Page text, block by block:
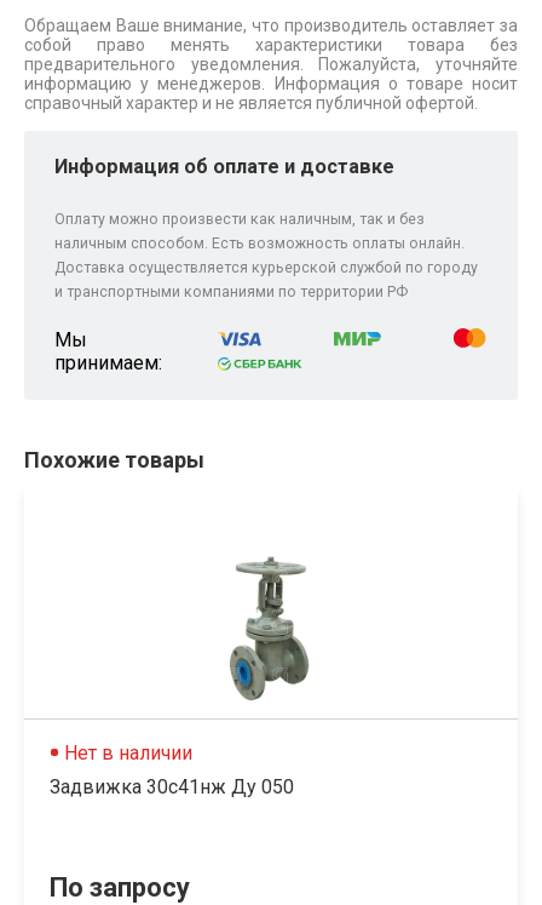
Обращаем Ваше внимание, что производитель оставляет за
собой право менять характеристики товара без
предварительного уведомления. Пожалуйста, уточняйте
информацию у менеджеров. Информация о товаре носит
справочный характер и не является публичной офертой.
Информация об оплате и доставке
Оплату можно произвести как наличным, так и без
наличным способом. Есть возможность оплаты онлайн.
Доставка осуществляется курьерской службой по городу
и транспортными компаниями по территории РФ
Мы
принимаем:
Похожие товары
Нет в наличии
Задвижка 30с41нж Ду 050
По запросу